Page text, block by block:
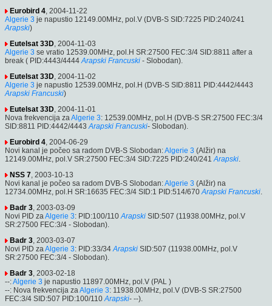
Eurobird 4 , 2004-11-22
Algerie 3 je napustio 12149.00MHz, pol.V (DVB-S SID:7225 PID:240/241
Arapski)
Eutelsat 33D , 2004-11-03
Algerie 3 se vratio 12539.00MHz, pol.H SR:27500 FEC:3/4 SID:8811 after a
break ( PID:4443/4444 Arapski Francuski - Slobodan).
Eutelsat 33D , 2004-11-02
Algerie 3 je napustio 12539.00MHz, pol.H (DVB-S SID:8811 PID:4442/4443
Arapski Francuski)
Eutelsat 33D , 2004-11-01
Nova frekvencija za Algerie 3: 12539.00MHz, pol.H (DVB-S SR:27500 FEC:3/4
SID:8811 PID:4442/4443 Arapski Francuski- Slobodan).
Eurobird 4 , 2004-06-29
Novi kanal je počeo sa radom DVB-S Slobodan:Algerie 3 (Alžir) na
12149.00MHz, pol.V SR:27500 FEC:3/4 SID:7225 PID:240/241 Arapski
NSS 7 , 2003-10-13
Novi kanal je počeo sa radom DVB-S Slobodan:Algerie 3 (Alžir) na
12734.00MHz, pol.H SR:16635 FEC:3/4 SID:1 PID:514/670 Arapski Francuski
Badr 3 , 2003-03-09
Novi PID za Algerie 3: PID:100/110 Arapski SID:507 (11938.00MHz, pol.V
SR:27500 FEC:3/4 - Slobodan).
Badr 3 , 2003-03-07
Novi PID za Algerie 3: PID:33/34 Arapski SID:507 (11938.00MHz, pol.V
SR:27500 FEC:3/4 - Slobodan).
Badr 3 , 2003-02-18
--:Algerie 3 je napustio 11897.00MHz, pol.V (PAL )
--: Nova frekvencija za Algerie 3: 11938.00MHz, pol.V (DVB-S SR:27500
FEC:3/4 SID:507 PID:100/110 Arapski- --).